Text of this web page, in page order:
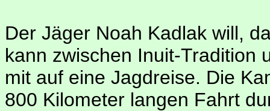
Der Jäger Noah Kadlak will,
kann zwischen Inuit-Tradition
mit auf eine Jagdreise. Die
800 Kilometer langen Fahrt